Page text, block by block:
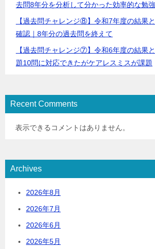
去問8年分を分析して分かった効率的な勉
【過去問チャレンジ⑧】令和7年度の結果
確認｜8年分の過去問を終えて
【過去問チャレンジ⑦】令和6年度の結果
題10問に対応できたがケアレスミスが課題
Recent Comments
表示できるコメントはありません。
Archives
2026年8月
2026年7月
2026年6月
2026年5月